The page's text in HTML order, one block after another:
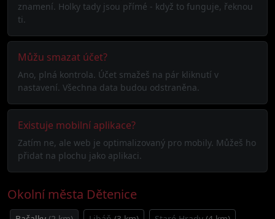
znamení. Holky tady jsou přímé - když to funguje, řeknou
ti.
Můžu smazat účet?
Ano, plná kontrola. Účet smažeš na pár kliknutí v
nastavení. Všechna data budou odstraněna.
Existuje mobilní aplikace?
Zatím ne, ale web je optimalizovaný pro mobily. Můžeš ho
přidat na plochu jako aplikaci.
Okolní města Dětenice